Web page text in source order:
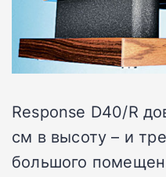
Response D40/R
см в высоту – и
большого